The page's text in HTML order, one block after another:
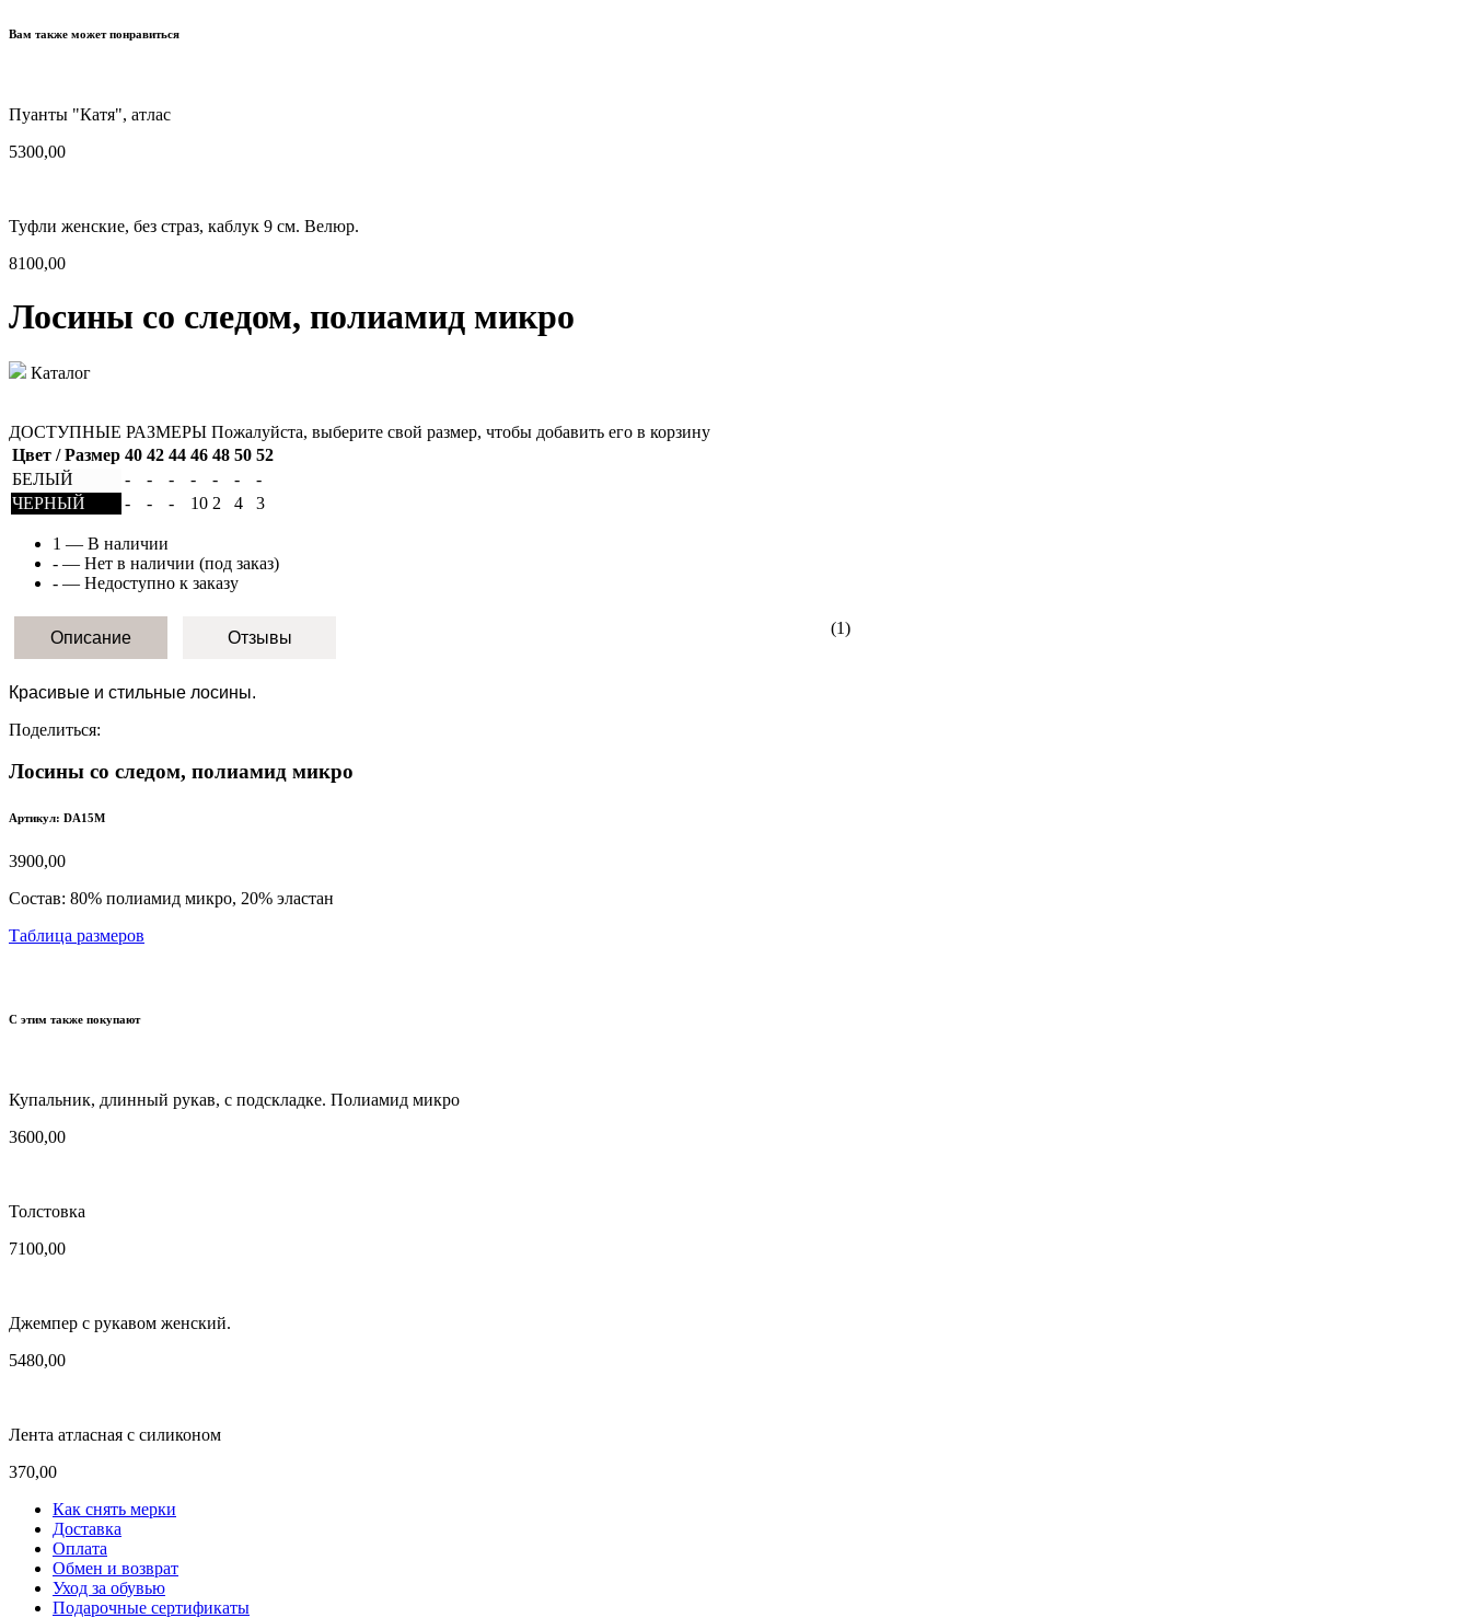
Вам также может понравиться
Пуанты "Катя", атлас
5300,00
Туфли женские, без страз, каблук 9 см. Велюр.
8100,00
Лосины со следом, полиамид микро
Каталог
ДОСТУПНЫЕ РАЗМЕРЫ Пожалуйста, выберите свой размер, чтобы добавить его в корзину
Цвет / Размер 40 42 44 46 48 50 52
БЕЛЫЙ
- - - - - -
-
ЧЕРНЫЙ
- - - 10 2 4 3
1 — В наличии
- — Нет в наличии (под заказ)
- — Недоступно к заказу
(1)
Описание Отзывы
Красивые и стильные лосины.
Поделиться:
Лосины со следом, полиамид микро
Артикул: DA15M
3900,00
Состав: 80% полиамид микро, 20% эластан
Таблица размеров
С этим также покупают
Купальник, длинный рукав, с подскладке. Полиамид микро
3600,00
Толстовка
7100,00
Джемпер с рукавом женский.
5480,00
Лента атласная с силиконом
370,00
Как снять мерки
Доставка
Оплата
Обмен и возврат
Уход за обувью
Подарочные сертификаты